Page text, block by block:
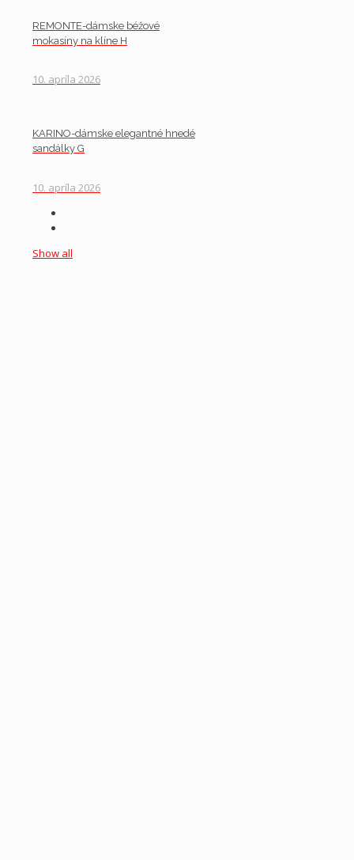
REMONTE-dámske béžové
mokasíny na klíne H
10. apríla 2026
KARINO-dámske elegantné hnedé
sandálky G
10. apríla 2026
Show all